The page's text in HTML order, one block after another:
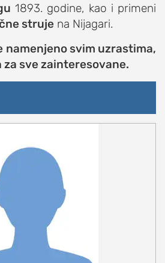
1893. godine, kao i primeni
struje na Nijagari.
namenjeno svim uzrastima,
za sve zainteresovane.